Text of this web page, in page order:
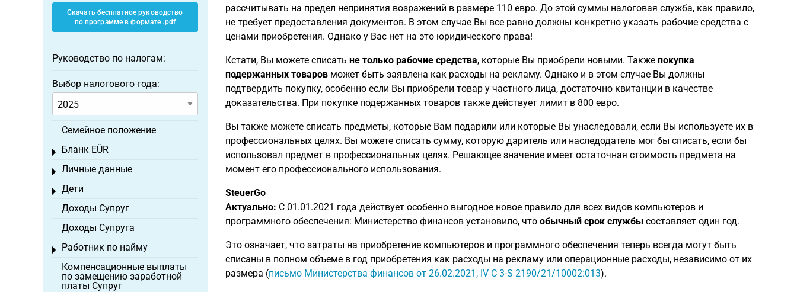
рассчитывать на предел непринятия возражений в размере 110 евро. До этой суммы налоговая служба, как правило,
не требует предоставления документов. В этом случае Вы все равно должны конкретно указать рабочие средства с
ценами приобретения. Однако у Вас нет на это юридического права!
Кстати, Вы можете списать не только рабочие средства, которые Вы приобрели новыми. Также покупка
подержанных товаровможет быть заявлена как расходы на рекламу. Однако и в этом случае Вы должны
подтвердить покупку, особенно если Вы приобрели товар у частного лица, достаточно квитанции в качестве
доказательства. При покупке подержанных товаров также действует лимит в 800 евро.
Вы также можете списать предметы, которые Вам подарили или которые Вы унаследовали, если Вы используете их в
профессиональных целях. Вы можете списать сумму, которую даритель или наследодатель мог бы списать, если бы
использовал предмет в профессиональных целях. Решающее значение имеет остаточная стоимость предмета на
момент его профессионального использования.
SteuerGo
Актуально: С 01.01.2021 года действует особенно выгодное новое правило для всех видов компьютеров и
программного обеспечения: Министерство финансов установило, что обычный срок службысоставляет один год.
Это означает, что затраты на приобретение компьютеров и программного обеспечения теперь всегда могут быть
списаны в полном объеме в год приобретения как расходы на рекламу или операционные расходы, независимо от их
размера (письмо Министерства финансов от 26.02.2021, IV C 3-S 2190/21/10002:013).
Скачать бесплатное руководство
по программе в формате .pdf
Руководство по налогам:
Выбор налогового года:
Семейное положение
Бланк EÜR
Toggle menu
Личные данные
Toggle menu
Дети
Toggle menu
Доходы Супруг
Доходы Супруга
Работник по найму
Toggle menu
Компенсационные выплаты
по замещению заработной
платы Супруг